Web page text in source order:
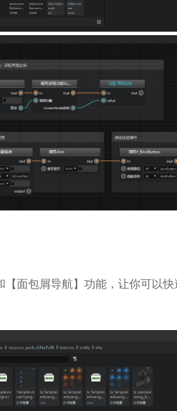
面包屑导航】功能，让你可以